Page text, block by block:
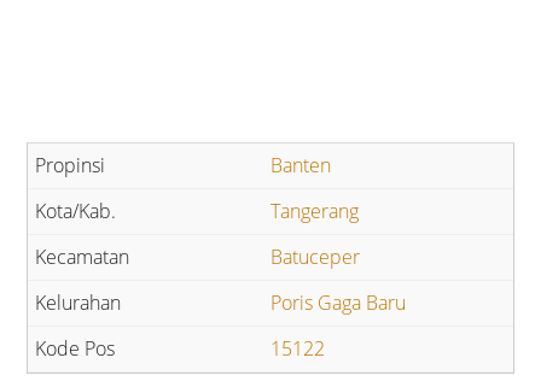
Banten
Tangerang
Batuceper
Poris Gaga Baru
15122